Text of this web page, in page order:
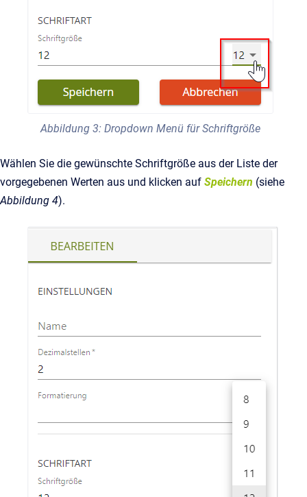
Abbildung 3: Dropdown Menü für Schriftgröße
Wählen Sie die gewünschte Schriftgröße aus der Liste der
vorgegebenen Werten aus und klicken auf Speichern (siehe
Abbildung 4).